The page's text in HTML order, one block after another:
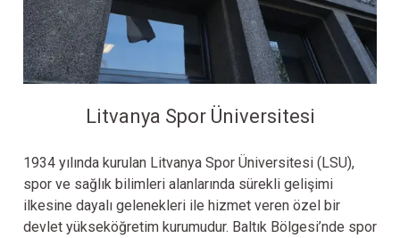
LİTVANYA SPOR
Litvanya Spor Üniversitesi
1934 yılında kurulan Litvanya Spor Üniversitesi (LSU),
spor ve sağlık bilimleri alanlarında sürekli gelişimi
ilkesine dayalı gelenekleri ile hizmet veren özel bir
devlet yükseköğretim kurumudur. Baltık Bölgesi’nde spor